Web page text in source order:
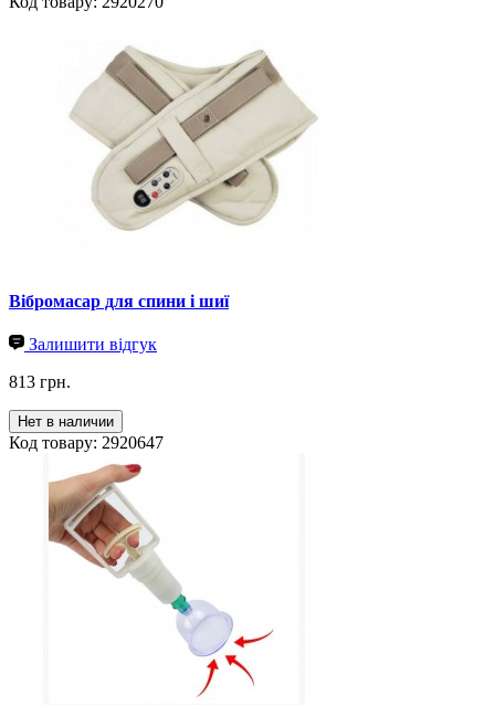
Вібромасар для спини і шиї
Залишити відгук
813 грн.
Нет в наличии
Код товару: 2920647